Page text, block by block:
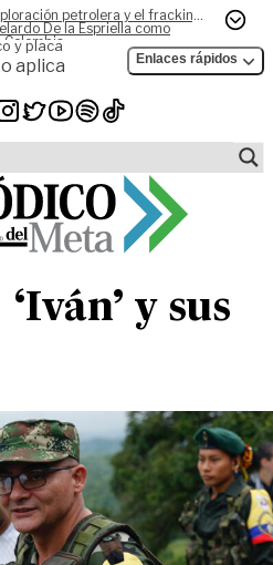
petrolera y el fracking,
De la Espriella como
y placa
aplica Enlaces rápidos
y sus